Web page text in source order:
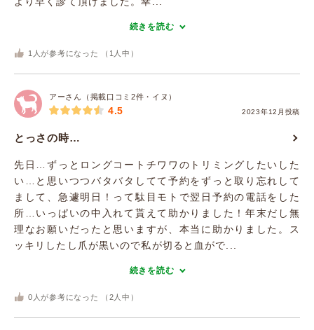
続きを読む
1 人が参考になった （ 1 人中）
アーさん（掲載口コミ2件・イヌ）
2023年12月投稿
4.5
とっさの時…
先日…ずっとロングコートチワワのトリミングしたいした
い…と思いつつバタバタしてて予約をずっと取り忘れして
まして、急遽明日！って駄目モトで翌日予約の電話をした
所…いっぱいの中入れて貰えて助かりました！年末だし無
理なお願いだったと思いますが、本当に助かりました。ス
ッキリしたし爪が黒いので私が切ると血がで...
続きを読む
0 人が参考になった （ 2 人中）